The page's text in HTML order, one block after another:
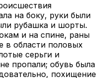
на боку, руки были
рубашка и шорты.
и на спине, раны
в области половых
серьги и
пропали; обувь была
похищение